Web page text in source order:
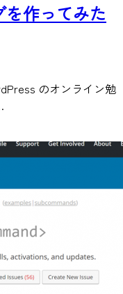
作ってみた
のオンライン勉